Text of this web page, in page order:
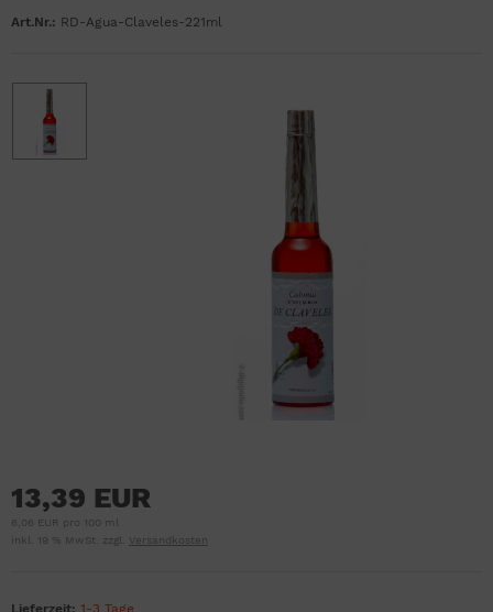
Art.Nr.: RD-Agua-Claveles-221ml
13,39 EUR
6,06 EUR pro 100 ml
inkl. 19 % MwSt. zzgl.
Versandkosten